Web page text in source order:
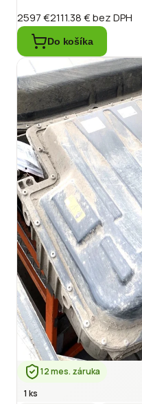
2597 €2111.38 €bez DPH
Do košíka
12 mes. záruka
1 ks